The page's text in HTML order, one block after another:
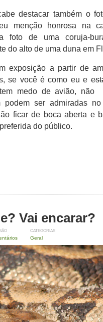
destacar também o
menção honrosa na
foto de uma coruja-
do alto de uma duna em
exposição a partir de
se você é como eu e
tem medo de avião, não
podem ser admiradas
ficar de boca aberta e
do público.
Vai encarar?
CATEGORIAS
Geral